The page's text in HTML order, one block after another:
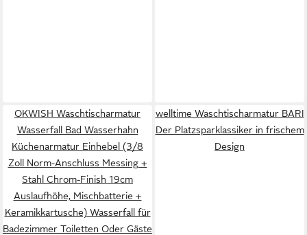
OKWISH Waschtischarmatur
Wasserfall Bad Wasserhahn
Küchenarmatur Einhebel (3/8
Zoll Norm-Anschluss Messing +
Stahl Chrom-Finish 19cm
Auslaufhöhe, Mischbatterie +
Keramikkartusche) Wasserfall für
Badezimmer Toiletten Oder Gäste
welltime Waschtischarmatur BARI
Der Platzsparklassiker in frischem
Design